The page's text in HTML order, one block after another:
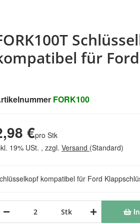
für Ford
FORK100
kompatibel für Ford
€pro Stk
19% USt. , zzgl. Versand (Standard)
Stk